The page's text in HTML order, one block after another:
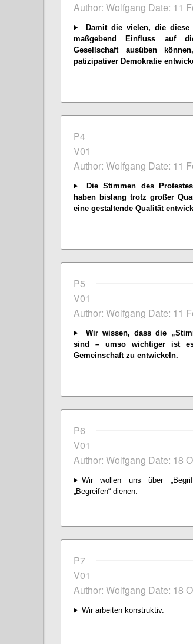
Author: Wolfgang Date: 11
Damit die vielen, die diese
maßgebend Einfluss auf
Gesellschaft ausüben
patizipativer Demokratie
P4
V01
Author: Wolfgang Date: 11
Die Stimmen des
haben bislang trotz großer
eine gestaltende Qualität
P5
V01
Author: Wolfgang Date: 11
Wir wissen, dass die
sind – umso wichtiger ist
Gemeinschaft zu entwickeln.
P6
V01
Author: Wolfgang Date: 18
Wir wollen uns über
„Begreifen“ dienen.
P7
V01
Author: Wolfgang Date: 18
Wir arbeiten konstruktiv.